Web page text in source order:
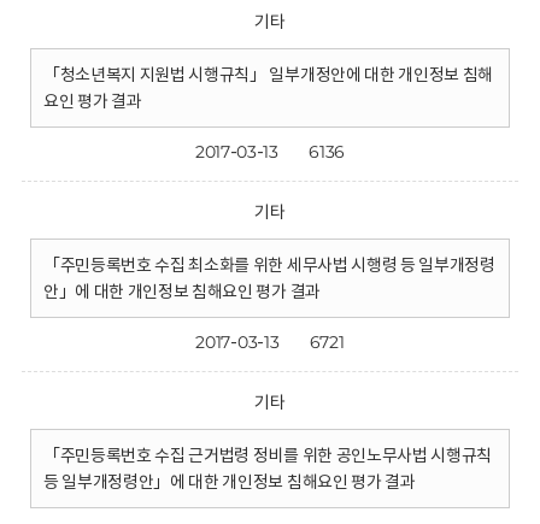
기타
「청소년복지 지원법 시행규칙」 일부개정안에 대한 개인정보 침해
요인 평가 결과
2017-03-13 6136
기타
「주민등록번호 수집 최소화를 위한 세무사법 시행령 등 일부개정령
안」에 대한 개인정보 침해요인 평가 결과
2017-03-13 6721
기타
「주민등록번호 수집 근거법령 정비를 위한 공인노무사법 시행규칙
등 일부개정령안」에 대한 개인정보 침해요인 평가 결과